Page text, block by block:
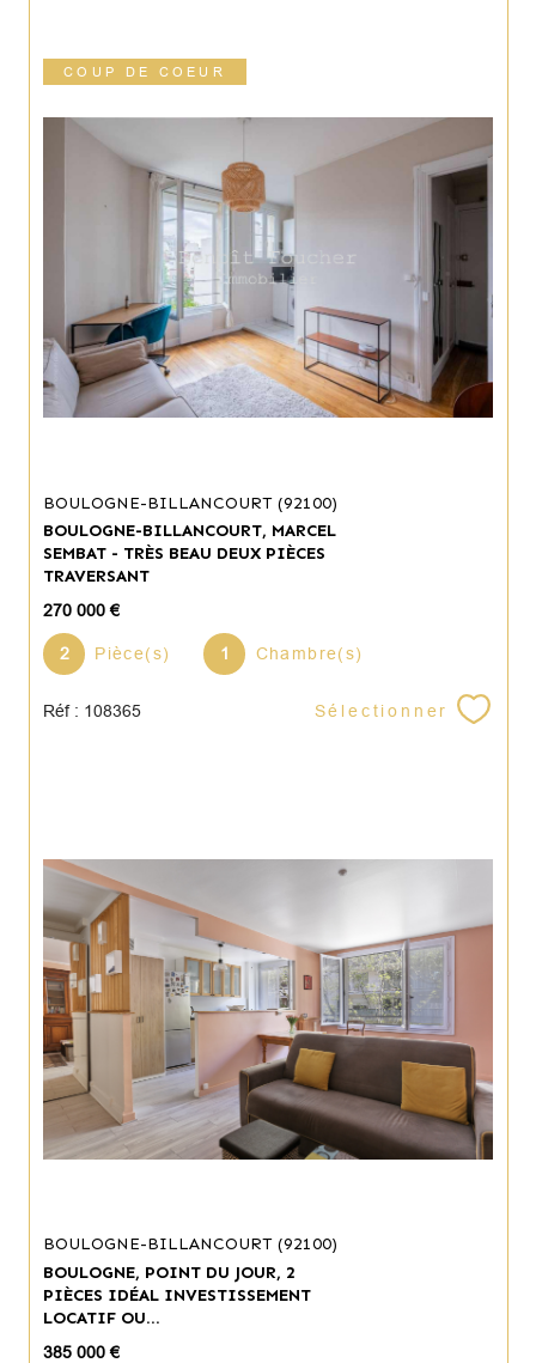
COUP DE COEUR
BOULOGNE-BILLANCOURT (92100)
BOULOGNE-BILLANCOURT, MARCEL
SEMBAT - TRÈS BEAU DEUX PIÈCES
TRAVERSANT
270 000 €
2 Pièce(s) 1 Chambre(s)
Réf : 108365 Sélectionner
BOULOGNE-BILLANCOURT (92100)
BOULOGNE, POINT DU JOUR, 2
PIÈCES IDÉAL INVESTISSEMENT
LOCATIF OU...
385 000 €